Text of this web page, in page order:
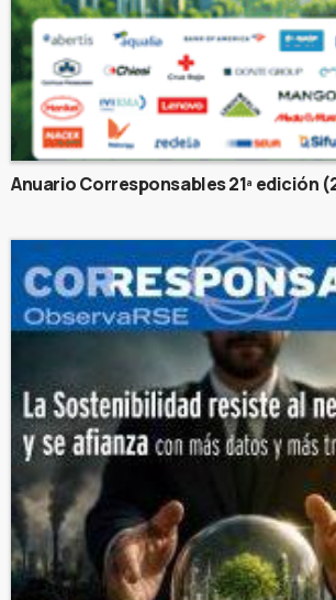
Anuario Corresponsables 21ª edición